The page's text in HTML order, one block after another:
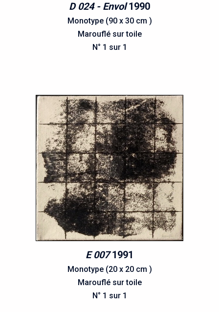
D 024 - Envol1990
Monotype (90 x 30 cm )
Marouflé sur toile
N° 1 sur 1
E 0071991
Monotype (20 x 20 cm )
Marouflé sur toile
N° 1 sur 1